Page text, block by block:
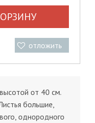
отложить
от 40 см.
большие,
однородного